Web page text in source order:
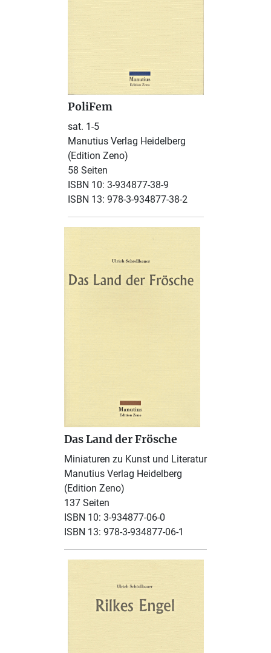
PoliFem
sat. 1-5
Manutius Verlag Heidelberg
(Edition Zeno)
58 Seiten
ISBN 10: 3-934877-38-9
ISBN 13: 978-3-934877-38-2
Das Land der Frösche
Miniaturen zu Kunst und Literatur
Manutius Verlag Heidelberg
(Edition Zeno)
137 Seiten
ISBN 10: 3-934877-06-0
ISBN 13: 978-3-934877-06-1